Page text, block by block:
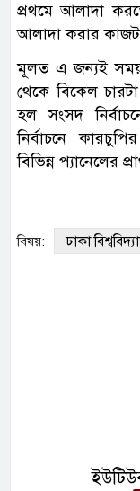
প্রথমে আলাদা
আলাদা করার
মূলত এ জন্যই
থেকে বিকেল
হল সংসদ
নির্বাচনে
বিভিন্ন প্যানেলের
বিষয়: ঢাকা